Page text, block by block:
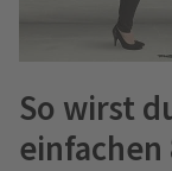
So wirst